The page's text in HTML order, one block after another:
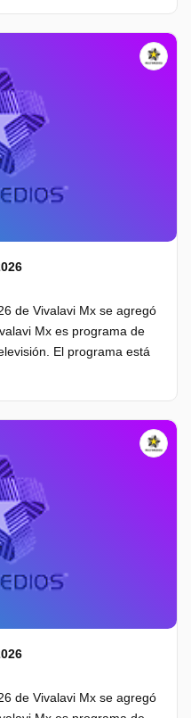
de Vivalavi Mx se agregó
Mx es programa de
El programa está
de Vivalavi Mx se agregó